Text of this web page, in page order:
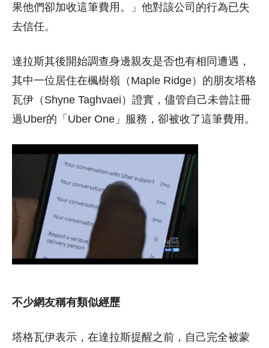
果他們卻加收這筆費用。」他對該公司的行為已失
去信任。
達拉斯其後開始調查身邊親友是否也有相同遭遇，
其中一位居住在楓樹嶺（Maple Ridge）的朋友塔格
瓦伊（Shyne Taghvaei）證實，儘管自己未曾註冊
過Uber的「Uber One」服務，卻被收了這筆費用。
不少網友稱有類似經歷
塔格瓦伊表示，在達拉斯提醒之前，自己完全被蒙